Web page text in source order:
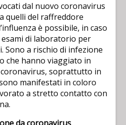
dal nuovo coronavirus
quelli del raffreddore
è possibile, in caso
di laboratorio per
Sono a rischio di infezione
che hanno viaggiato in
soprattutto in
manifestati in coloro
a stretto contatto con